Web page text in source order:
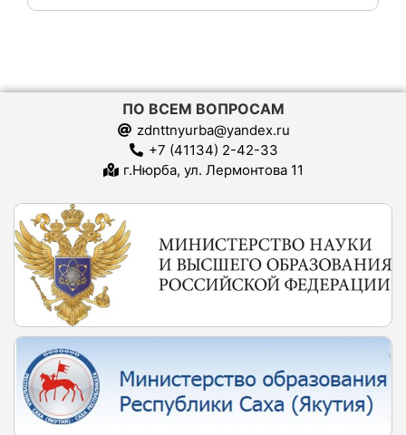
ПО ВСЕМ ВОПРОСАМ
zdnttnyurba@yandex.ru
+7 (41134) 2-42-33
г.Нюрба, ул. Лермонтова 11